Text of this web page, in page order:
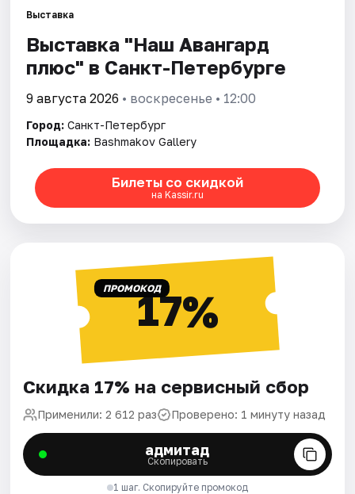
Города
Площадки
Рейтинги
Выставка
Выставка "Наш Авангард
плюс" в Санкт-Петербурге
9 августа 2026 • воскресенье • 12:00
Город: Санкт-Петербург
Площадка: Bashmakov Gallery
Билеты со скидкой
на Kassir.ru
ПРОМОКОД17%
Скидка 17% на сервисный сбор
Применили: 2 612 раз Проверено: 1 минуту назад
адмитад
Скопировать
1 шаг. Скопируйте промокод